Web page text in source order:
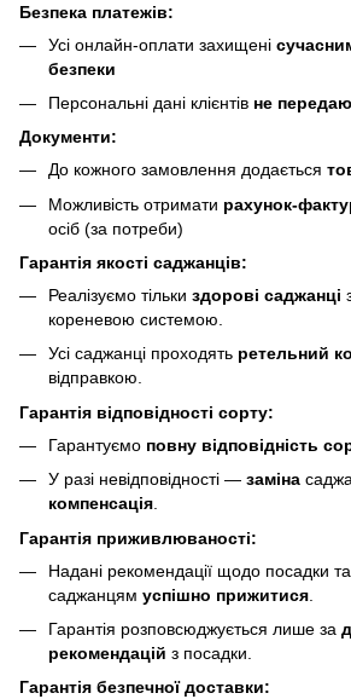
Безпека платежів:
Усі онлайн-оплати захищені
безпеки
Персональні дані клієнтів не
Документи:
До кожного замовлення додається
Можливість отримати рахунок-
осіб (за потреби)
Гарантія якості саджанців:
Реалізуємо тільки здорові саджанці
кореневою системою.
Усі саджанці проходять ретельний
відправкою.
Гарантія відповідності сорту:
Гарантуємо повну відповідність
У разі невідповідності — заміна
компенсація.
Гарантія приживлюваності:
Надані рекомендації щодо посадки
саджанцям успішно прижитися
Гарантія розповсюджується лише за
рекомендацій з посадки.
Гарантія безпечної доставки: